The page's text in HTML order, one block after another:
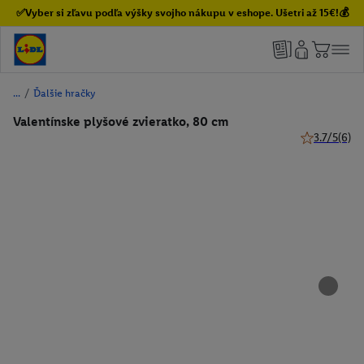
✅Vyber si zľavu podľa výšky svojho nákupu v eshope. Ušetri až 15€!💰
/ Ďalšie hračky
Valentínske plyšové zvieratko, 80 cm
3.7/5(6)